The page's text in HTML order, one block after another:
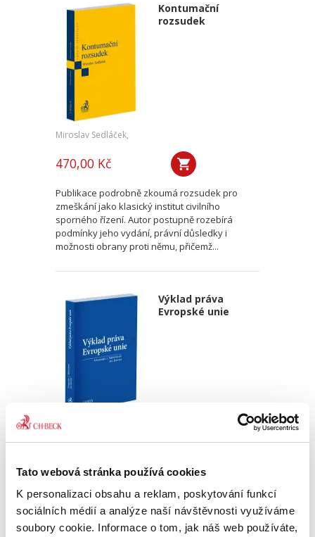
Tato webová stránka používá cookies
K personalizaci obsahu a reklam, poskytování funkcí
sociálních médií a analýze naší návštěvnosti využíváme
soubory cookie. Informace o tom, jak náš web používáte,
Kontumační
rozsudek
Miroslav Sedláček,
470,00 Kč
Publikace podrobně zkoumá rozsudek pro
zmeškání jako klasický institut civilního
sporného řízení. Autor postupně rozebírá
podmínky jeho vydání, právní důsledky i
možnosti obrany proti němu, přičemž...
Výklad práva
Evropské unie
Alexander J. Bělohlávek
ovlivňuje bezmála všechna odvětví českého
právního řádu. Základem pro správný výklad
práva EU a porozumění korelaci mezi českým